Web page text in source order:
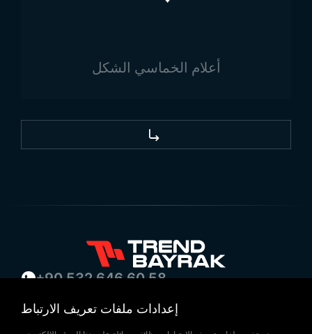
أعلام الخماسي الشكل
+90 532 646 60 58
+90 532 577 60 57
إعدادات ملفات تعريف الارتباط